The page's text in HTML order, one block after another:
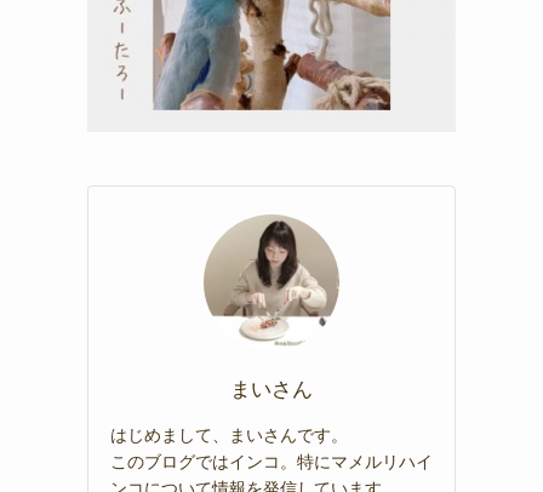
まいさん
はじめまして、まいさんです。
このブログではインコ。特にマメルリハイ